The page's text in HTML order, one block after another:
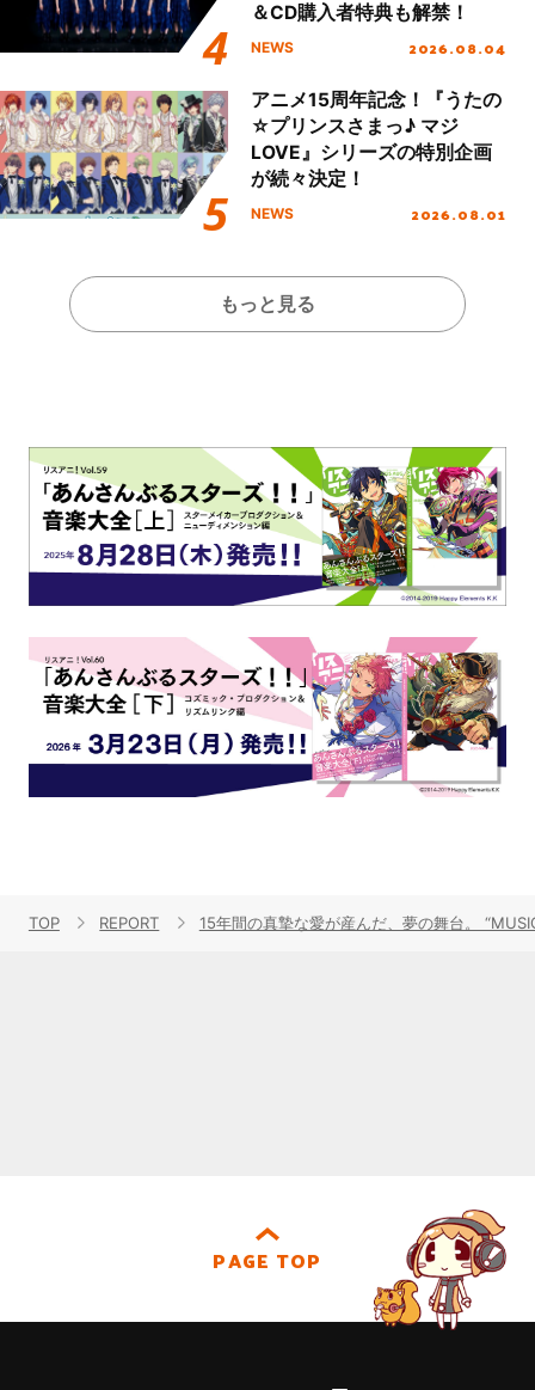
＆CD購入者特典も解禁！
NEWS 2026.08.04
アニメ15周年記念！『うたの
☆プリンスさまっ♪ マジ
LOVE』シリーズの特別企画
が続々決定！
NEWS 2026.08.01
もっと見る
TOP REPORT 15年間の真摯な愛が産んだ、夢の舞台。
PAGE TOP